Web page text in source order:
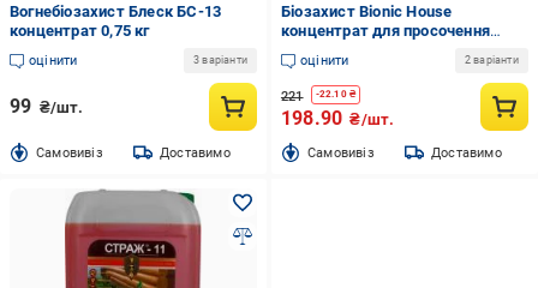
Вогнебіозахист Блеск БС-13
концентрат 0,75 кг
оцінити 3 варіанти
99 ₴/шт.
Cамовивіз Доставимо
Біозахист Bionic House
концентрат для просочення
стропильних систем
складновимивний 1:9 не
створює плівки 1 л
оцінити 2 варіанти
221 -22.10₴
198.90 ₴/шт.
Cамовивіз Доставимо